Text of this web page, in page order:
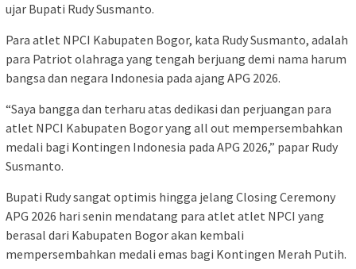
ujar Bupati Rudy Susmanto.
Para atlet NPCI Kabupaten Bogor, kata Rudy Susmanto, adalah
para Patriot olahraga yang tengah berjuang demi nama harum
bangsa dan negara Indonesia pada ajang APG 2026.
“Saya bangga dan terharu atas dedikasi dan perjuangan para
atlet NPCI Kabupaten Bogor yang all out mempersembahkan
medali bagi Kontingen Indonesia pada APG 2026,” papar Rudy
Susmanto.
Bupati Rudy sangat optimis hingga jelang Closing Ceremony
APG 2026 hari senin mendatang para atlet atlet NPCI yang
berasal dari Kabupaten Bogor akan kembali
mempersembahkan medali emas bagi Kontingen Merah Putih.